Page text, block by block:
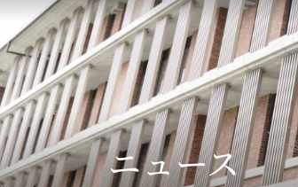
ニュース